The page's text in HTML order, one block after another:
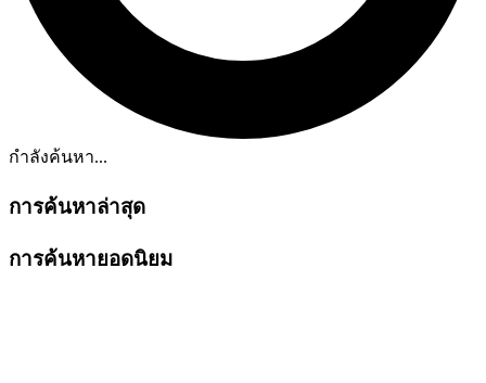
กำลังค้นหา...
การค้นหาล่าสุด
การค้นหายอดนิยม